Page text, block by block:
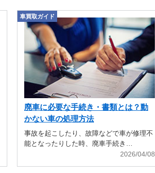
車買取ガイド
廃車に必要な手続き・書類とは？動
かない車の処理方法
事故を起こしたり、故障などで車が修理不
能となったりした時、廃車手続き…
2026/04/08